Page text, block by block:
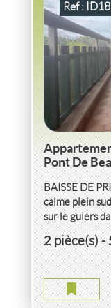
Ref :
Pont De
BAISSE DE
calme plein
sur le guiers
2pièce(s)-
VENTE
MAISON
4